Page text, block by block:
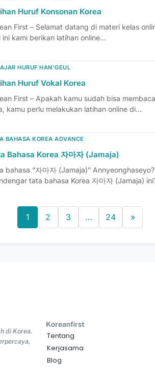
Huruf Konsonan Korea
First – Selamat datang di materi kelas
ini kami berikan latihan online...
HURUF HAN'GEUL
Huruf Vokal Korea
First – Apakah kamu sudah bisa
kamu perlu melakukan latihan online di...
BAHASA KOREA ADVANCE
Bahasa Korea 자마자 (Jamaja)
bahasa “자마자 (Jamaja)”
tata bahasa Korea 자마자 (Jamaja)
1 2 3 … 24 »
di Korea.
Koreanfirst
Tentang
Kerjasama
Blog